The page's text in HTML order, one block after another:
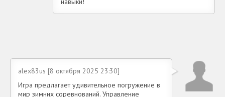
alex83us [8 октября 2025 23:30]
Игра предлагает удивительное погружение в
мир зимних соревнований. Управление